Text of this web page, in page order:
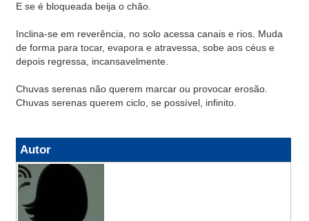
E se é bloqueada beija o chão.
Inclina-se em reverência, no solo acessa canais e rios. Muda
de forma para tocar, evapora e atravessa, sobe aos céus e
depois regressa, incansavelmente.
Chuvas serenas não querem marcar ou provocar erosão.
Chuvas serenas querem ciclo, se possível, infinito.
Autor